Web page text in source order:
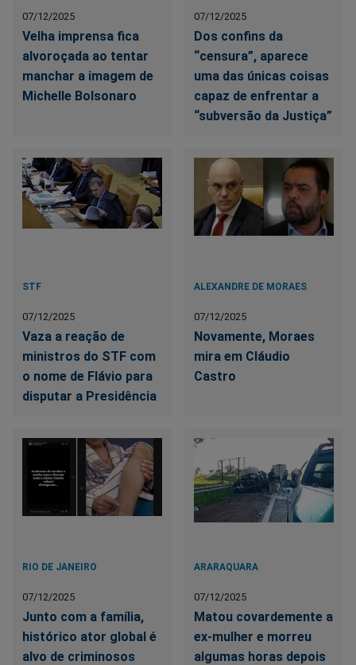
07/12/2025
Velha imprensa fica
alvoroçada ao tentar
manchar a imagem de
Michelle Bolsonaro
07/12/2025
Dos confins da
“censura”, aparece
uma das únicas coisas
capaz de enfrentar a
“subversão da Justiça”
STF
07/12/2025
Vaza a reação de
ministros do STF com
o nome de Flávio para
disputar a Presidência
ALEXANDRE DE MORAES
07/12/2025
Novamente, Moraes
mira em Cláudio
Castro
RIO DE JANEIRO
07/12/2025
Junto com a família,
histórico ator global é
alvo de criminosos
ARARAQUARA
07/12/2025
Matou covardemente a
ex-mulher e morreu
algumas horas depois